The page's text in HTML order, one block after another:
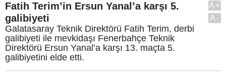
Fatih Terim’in Ersun Yanal’a karşı 5.
galibiyeti
Galatasaray Teknik Direktörü Fatih Terim, derbi
galibiyeti ile mevkidaşı Fenerbahçe Teknik
Direktörü Ersun Yanal’a karşı 13. maçta 5.
galibiyetini elde etti.
A+
A-